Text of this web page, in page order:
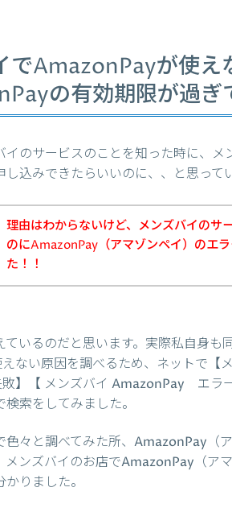
でAmazonPayが使え
の有効期限が過ぎ
イのサービスのことを知った時に、
込みできたらいいのに、、と思って
理由はわからないけど、メンズバイのサ
のにAmazonPay（アマゾンペイ）のエ
た！！
ているのだと思います。実際私自身も
ない原因を調べるため、ネットで【
】【 メンズバイ AmazonPay エラ
索をしてみました。
色々と調べてみた所、AmazonPay（
メンズバイのお店でAmazonPay（ア
りました。